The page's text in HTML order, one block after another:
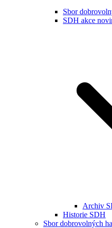
Sbor
SDH akce
Archiv
Historie SDH
Sbor dobrovolných